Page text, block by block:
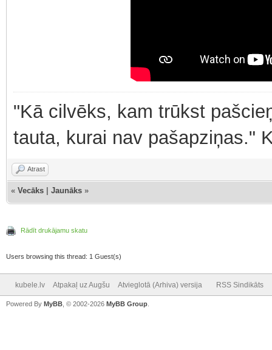
"Kā cilvēks, kam trūkst
tauta, kurai nav pašapziņas."
Atrast
« Vecāks Jaunāks »
Rādīt drukājamu skatu
Users browsing this thread: 1 Guest(s)
kubele.lv Atpakaļ uz Augšu Atvieglotā (Arhiva) versija RSS Sindikāts
Powered By MyBB , © 2002-2026 MyBB Group